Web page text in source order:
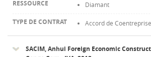
Diamant
Accord de Coentreprise
SACIM, Anhui Foreign Economic